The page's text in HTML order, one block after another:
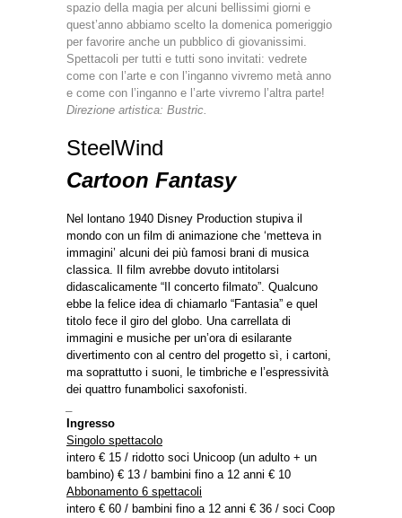
spazio della magia per alcuni bellissimi giorni e
quest’anno abbiamo scelto la domenica pomeriggio
per favorire anche un pubblico di giovanissimi.
Spettacoli per tutti e tutti sono invitati: vedrete
come con l’arte e con l’inganno vivremo metà anno
e come con l’inganno e l’arte vivremo l’altra parte!
Direzione artistica: Bustric.
SteelWind
Cartoon Fantasy
Nel lontano 1940 Disney Production stupiva il
mondo con un film di animazione che ‘metteva in
immagini’ alcuni dei più famosi brani di musica
classica. Il film avrebbe dovuto intitolarsi
didascalicamente “Il concerto filmato”. Qualcuno
ebbe la felice idea di chiamarlo “Fantasia” e quel
titolo fece il giro del globo. Una carrellata di
immagini e musiche per un’ora di esilarante
divertimento con al centro del progetto sì, i cartoni,
ma soprattutto i suoni, le timbriche e l’espressività
dei quattro funambolici saxofonisti.
Ingresso
Singolo spettacolo
intero € 15 / ridotto soci Unicoop (un adulto + un
bambino) € 13 / bambini fino a 12 anni € 10
Abbonamento 6 spettacoli
intero € 60 / bambini fino a 12 anni € 36 / soci Coop